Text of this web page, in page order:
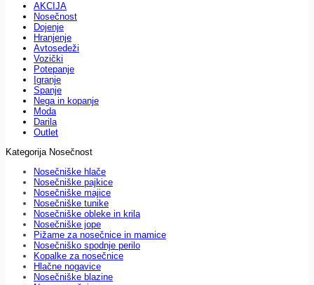
AKCIJA
Nosečnost
Dojenje
Hranjenje
Avtosedeži
Vozički
Potepanje
Igranje
Spanje
Nega in kopanje
Moda
Darila
Outlet
Kategorija Nosečnost
Nosečniške hlače
Nosečniške pajkice
Nosečniške majice
Nosečniške tunike
Nosečniške obleke in krila
Nosečniške jope
Pižame za nosečnice in mamice
Nosečniško spodnje perilo
Kopalke za nosečnice
Hlačne nogavice
Nosečniške blazine